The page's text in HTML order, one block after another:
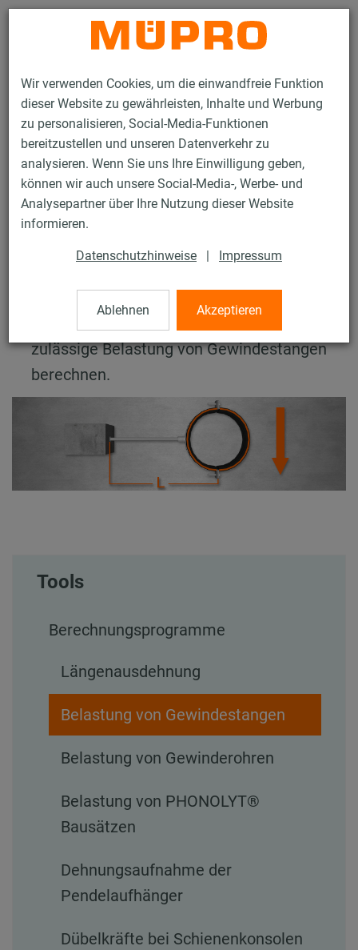
Wir verwenden Cookies, um die einwandfreie Funktion
dieser Website zu gewährleisten, Inhalte und Werbung
zu personalisieren, Social-Media-Funktionen
bereitzustellen und unseren Datenverkehr zu
analysieren. Wenn Sie uns Ihre Einwilligung geben,
können wir auch unsere Social-Media-, Werbe- und
Analysepartner über Ihre Nutzung dieser Website
informieren.
Datenschutzhinweise | Impressum
Ablehnen Akzeptieren
Kontakt
Services Planung & Konstruktion
Berechnungsprogramme
Belastung von Gewindestangen
Gewindestangen
Lastabstands können Sie hier die
zulässige Belastung von Gewindestangen
berechnen.
Tools
Berechnungsprogramme
Längenausdehnung
Belastung von Gewindestangen
Belastung von Gewinderohren
Belastung von PHONOLYT®
Bausätzen
Dehnungsaufnahme der
Pendelaufhänger
Dübelkräfte bei Schienenkonsolen